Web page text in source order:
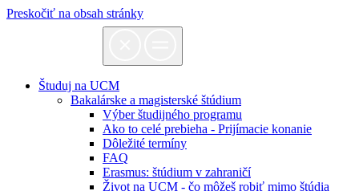
Preskočiť na obsah stránky
Študuj na UCM
Bakalárske a magisterské štúdium
Výber študijného programu
Ako to celé prebieha - Prijímacie konanie
Dôležité termíny
FAQ
Erasmus: štúdium v zahraničí
Život na UCM - čo môžeš robiť mimo štúdia